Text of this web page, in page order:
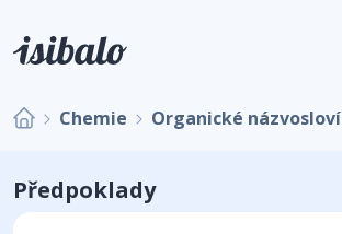
Chemie Organické názvosloví
Předpoklady